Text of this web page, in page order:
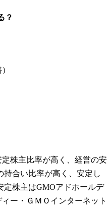
？
株主比率が高く、経営の安
持合い比率が高く、安定し
定株主はGMOアドホールデ
ー・ＧＭＯインターネット